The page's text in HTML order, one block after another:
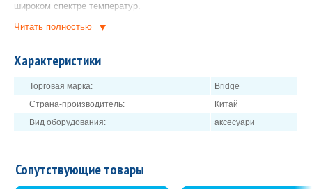
широком спектре температур.
Тип и диаметр подключения разводной коробки Bridge: 3 патрубка
Читать полностью
Характеристики
Торговая марка:
Bridge
Страна-производитель:
Китай
Вид оборудования:
аксесуари
Сопутствующие товары